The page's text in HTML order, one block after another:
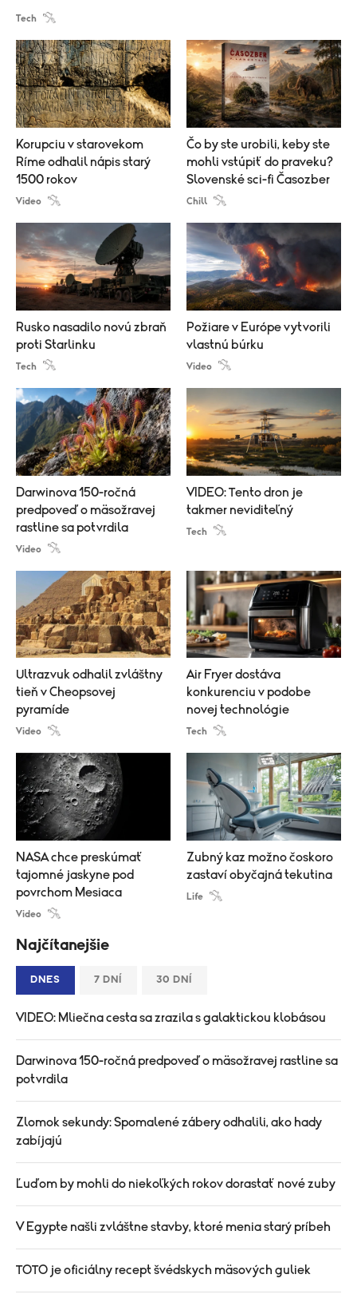
Tech
Korupciu v starovekom
Ríme odhalil nápis starý
1500 rokov
Video
Čo by ste urobili, keby ste
mohli vstúpiť do praveku?
Slovenské sci-fi Časozber
Chill
Rusko nasadilo novú zbraň
proti Starlinku
Tech
Požiare v Európe vytvorili
vlastnú búrku
Video
Darwinova 150-ročná
predpoveď o mäsožravej
rastline sa potvrdila
Video
VIDEO: Tento dron je
takmer neviditeľný
Tech
Ultrazvuk odhalil zvláštny
tieň v Cheopsovej
pyramíde
Video
Air Fryer dostáva
konkurenciu v podobe
novej technológie
Tech
NASA chce preskúmať
tajomné jaskyne pod
povrchom Mesiaca
Video
Zubný kaz možno čoskoro
zastaví obyčajná tekutina
Life
Najčítanejšie
DNES 7 DNÍ 30 DNÍ
VIDEO: Mliečna cesta sa zrazila s galaktickou klobásou
Darwinova 150-ročná predpoveď o mäsožravej rastline sa
potvrdila
Zlomok sekundy: Spomalené zábery odhalili, ako hady
zabíjajú
Ľuďom by mohli do niekoľkých rokov dorastať nové zuby
V Egypte našli zvláštne stavby, ktoré menia starý príbeh
TOTO je oficiálny recept švédskych mäsových guliek